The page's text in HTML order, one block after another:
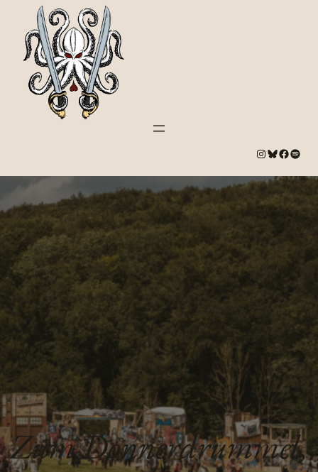
# Bluesky # Spotify
Zum Donnerdrummel,